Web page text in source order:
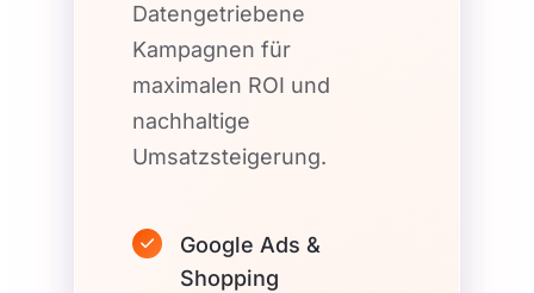
Datengetriebene
Kampagnen für
maximalen ROI und
nachhaltige
Umsatzsteigerung.
Google Ads &
Shopping